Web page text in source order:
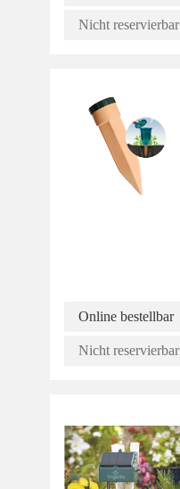
Nicht reservierbar
Online bestellbar
Nicht reservierbar